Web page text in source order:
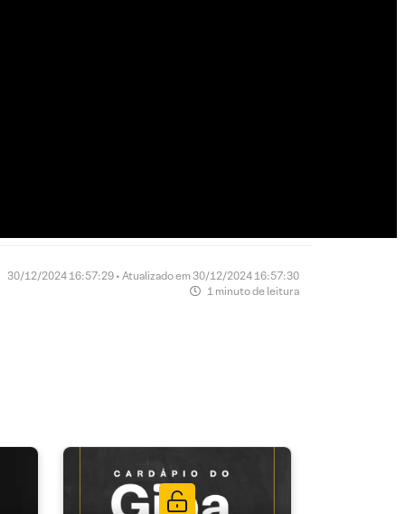
30/12/2024 16:57:29 • Atualizado em 30/12/2024 16:57:30
1 minuto de leitura